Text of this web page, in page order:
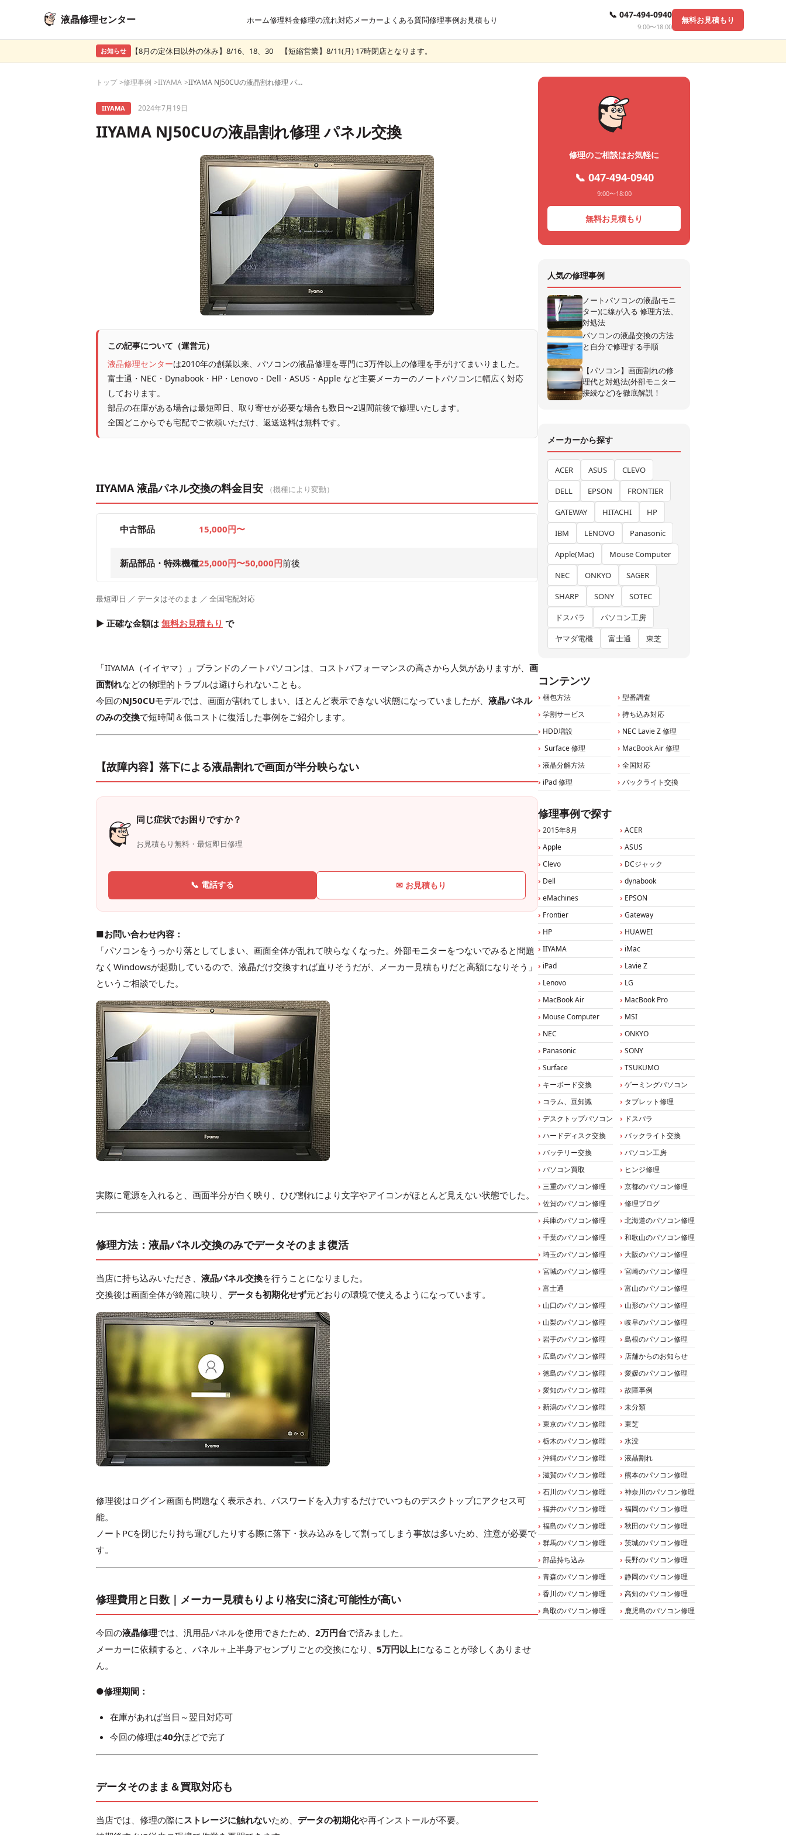
液晶修理センター ホーム修理料金修理の流れ対応メーカーよくある質問修理事例お見積もり 📞 047-494-0940
9:00〜18:00
無料お見積もり
お知らせ 【8月の定休日以外の休み】8/16、18、30 【短縮営業】8/11(月) 17時閉店となります。
トップ 修理事例 IIYAMA IIYAMA NJ50CUの液晶割れ修理 パネル交換
IIYAMA 2024年7月19日
IIYAMA NJ50CUの液晶割れ修理 パネル交換
この記事について（運営元）
液晶修理センターは2010年の創業以来、パソコンの液晶修理を専門に3万件以上の修理を手がけてまいりました。
富士通・NEC・Dynabook・HP・Lenovo・Dell・ASUS・Apple など主要メーカーのノートパソコンに幅広く対応
しております。
部品の在庫がある場合は最短即日、取り寄せが必要な場合も数日〜2週間前後で修理いたします。
全国どこからでも宅配でご依頼いただけ、返送送料は無料です。
IIYAMA 液晶パネル交換の料金目安 （機種により変動）
中古部品 15,000円〜
新品部品・特殊機種25,000円〜50,000円前後
最短即日 ／ データはそのまま ／ 全国宅配対応
▶ 正確な金額は 無料お見積もり で
「IIYAMA（イイヤマ）」ブランドのノートパソコンは、コストパフォーマンスの高さから人気がありますが、 画
面割れなどの物理的トラブルは避けられないことも。
今回のNJ50CUモデルでは、画面が割れてしまい、ほとんど表示できない状態になっていましたが、 液晶パネル
のみの交換で短時間＆低コストに復活した事例をご紹介します。
【故障内容】落下による液晶割れで画面が半分映らない
同じ症状でお困りですか？
お見積もり無料・最短即日修理
📞 電話する ✉ お見積もり
■お問い合わせ内容：
「パソコンをうっかり落としてしまい、画面全体が乱れて映らなくなった。外部モニターをつないでみると問題
なくWindowsが起動しているので、液晶だけ交換すれば直りそうだが、メーカー見積もりだと高額になりそう」
というご相談でした。
実際に電源を入れると、画面半分が白く映り、ひび割れにより文字やアイコンがほとんど見えない状態でした。
修理方法：液晶パネル交換のみでデータそのまま復活
当店に持ち込みいただき、 液晶パネル交換を行うことになりました。
交換後は画面全体が綺麗に映り、 データも初期化せず元どおりの環境で使えるようになっています。
修理後はログイン画面も問題なく表示され、パスワードを入力するだけでいつものデスクトップにアクセス可
能。
ノートPCを閉じたり持ち運びしたりする際に落下・挟み込みをして割ってしまう事故は多いため、注意が必要で
す。
修理費用と日数｜メーカー見積もりより格安に済む可能性が高い
今回の液晶修理では、汎用品パネルを使用できたため、 2万円台で済みました。
メーカーに依頼すると、パネル＋上半身アセンブリごとの交換になり、 5万円以上になることが珍しくありませ
ん。
●修理期間：
在庫があれば当日～翌日対応可
今回の修理は40分ほどで完了
データそのまま＆買取対応も
当店では、修理の際にストレージに触れないため、 データの初期化や再インストールが不要。
修理のご相談はお気軽に
📞 047-494-0940
9:00〜18:00
無料お見積もり
人気の修理事例
ノートパソコンの液晶(モニ
ター)に線が入る 修理方法、
対処法
パソコンの液晶交換の方法
と自分で修理する手順
【パソコン】画面割れの修
理代と対処法(外部モニター
接続など)を徹底解説！
メーカーから探す
ACER ASUS
CLEVO
DELL
EPSON
FRONTIER
GATEWAY
HITACHI
HP
IBM
LENOVO
Panasonic
Apple(Mac)
Mouse Computer
NEC
ONKYO
SAGER
SHARP
SONY
SOTEC
ドスパラ
パソコン工房
ヤマダ電機
富士通 東芝
コンテンツ
梱包方法
型番調査
学割サービス
持ち込み対応
HDD増設
NEC Lavie Z 修理
Surface 修理
MacBook Air 修理
液晶分解方法
全国対応
iPad 修理
バックライト交換
修理事例で探す
2015年8月
ACER
Apple
ASUS
Clevo
DCジャック
Dell
dynabook
eMachines
EPSON
Frontier
Gateway
HP
HUAWEI
IIYAMA
iMac
iPad
Lavie Z
Lenovo
LG
MacBook Air
MacBook Pro
Mouse Computer
MSI
NEC
ONKYO
Panasonic
SONY
Surface
TSUKUMO
キーボード交換
ゲーミングパソコン
コラム、豆知識
タブレット修理
デスクトップパソコン
ドスパラ
ハードディスク交換
バックライト交換
バッテリー交換
パソコン工房
パソコン買取
ヒンジ修理
三重のパソコン修理
京都のパソコン修理
佐賀のパソコン修理
修理ブログ
兵庫のパソコン修理
北海道のパソコン修理
千葉のパソコン修理
和歌山のパソコン修理
埼玉のパソコン修理
大阪のパソコン修理
宮城のパソコン修理
宮崎のパソコン修理
富士通
富山のパソコン修理
山口のパソコン修理
山形のパソコン修理
山梨のパソコン修理
岐阜のパソコン修理
岩手のパソコン修理
島根のパソコン修理
広島のパソコン修理
店舗からのお知らせ
徳島のパソコン修理
愛媛のパソコン修理
愛知のパソコン修理
故障事例
新潟のパソコン修理
未分類
東京のパソコン修理
東芝
栃木のパソコン修理
水没
沖縄のパソコン修理
液晶割れ
滋賀のパソコン修理
熊本のパソコン修理
石川のパソコン修理
神奈川のパソコン修理
福井のパソコン修理
福岡のパソコン修理
福島のパソコン修理
秋田のパソコン修理
群馬のパソコン修理
茨城のパソコン修理
部品持ち込み
長野のパソコン修理
青森のパソコン修理
静岡のパソコン修理
香川のパソコン修理
高知のパソコン修理
鳥取のパソコン修理
鹿児島のパソコン修理